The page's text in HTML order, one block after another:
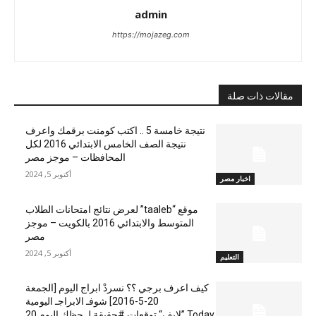
admin
https://mojazeg.com
مقالات ذات صلة
اخبار مصر
نتيجة خامسة 5 .. اكتب كومنت برقمك واعرف
نتيجة الصف الخامس الابتدائي 2016 لكل
المحافظات – موجز مصر
أكتوبر 5, 2024
التعليم
موقع “taaleb” لعرض نتائج امتحانات الطلاب
المتوسط والابتدائي 2016 بالكويت – موجز
مصر
أكتوبر 5, 2024
كيف اعرف برجي ؟؟ نسردْ ابراج اليوم [الجمعة
20-5-2016] شوفـ الابراجـ اليومية